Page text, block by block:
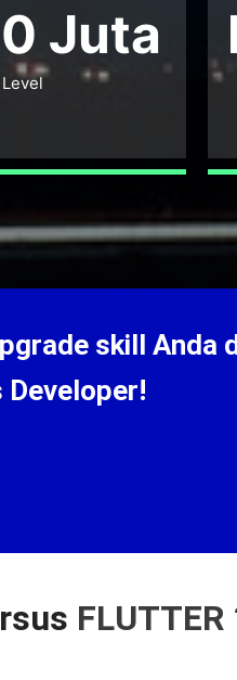
0 Juta
skill Anda
FLUTTER